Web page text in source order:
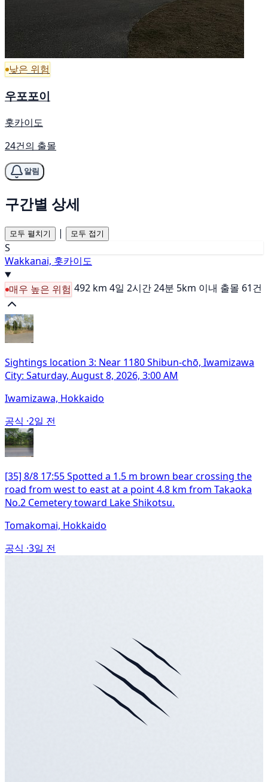
낮은 위험
우포포이
홋카이도
24건의 출몰
알림
구간별 상세
모두 펼치기 | 모두 접기
S
Wakkanai, 홋카이도
매우 높은 위험 492 km 4일 2시간 24분 5km 이내 출몰 61건
Sightings location 3: Near 1180 Shibun-chō, Iwamizawa
City: Saturday, August 8, 2026, 3:00 AM
Iwamizawa, Hokkaido
공식 ·2일 전
[35] 8/8 17:55 Spotted a 1.5 m brown bear crossing the
road from west to east at a point 4.8 km from Takaoka
No.2 Cemetery toward Lake Shikotsu.
Tomakomai, Hokkaido
공식 ·3일 전